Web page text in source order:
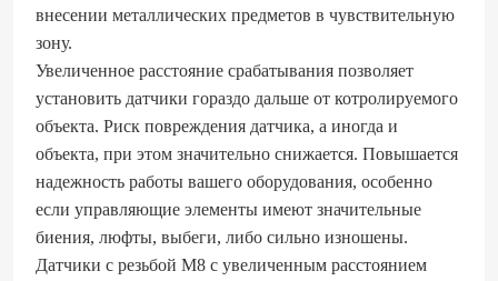
внесении металлических предметов в чувствительную
зону.
Увеличенное расстояние срабатывания позволяет
установить датчики гораздо дальше от котролируемого
объекта. Риск повреждения датчика, а иногда и
объекта, при этом значительно снижается. Повышается
надежность работы вашего оборудования, особенно
если управляющие элементы имеют значительные
биения, люфты, выбеги, либо сильно изношены.
Датчики с резьбой М8 с увеличенным расстоянием